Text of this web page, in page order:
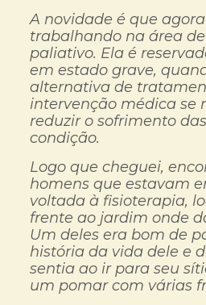
A novidade é que
trabalhando na área
paliativo. Ela é
em estado grave,
alternativa de
intervenção médica se
reduzir o sofrimento
condição.
Logo que cheguei,
homens que estavam
voltada à fisioterapia,
frente ao jardim onde
Um deles era bom de
história da vida dele e
sentia ao ir para seu
um pomar com várias